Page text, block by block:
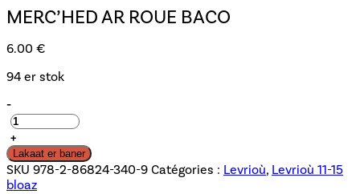
MERC’HED AR ROUE BACO
6.00 €
94 er stok
-
Merc'hed
ar
Roue
Baco
quantity
+
Lakaat er baner
SKU 978-2-86824-340-9 Catégories : Levrioù, Levrioù 11-15
bloaz